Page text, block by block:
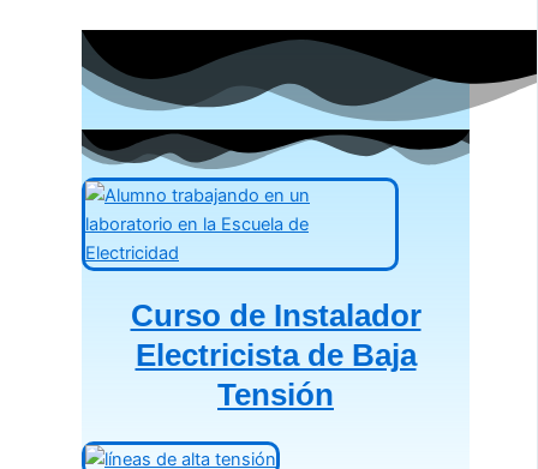
Curso de Instalador
Electricista de Baja
Tensión